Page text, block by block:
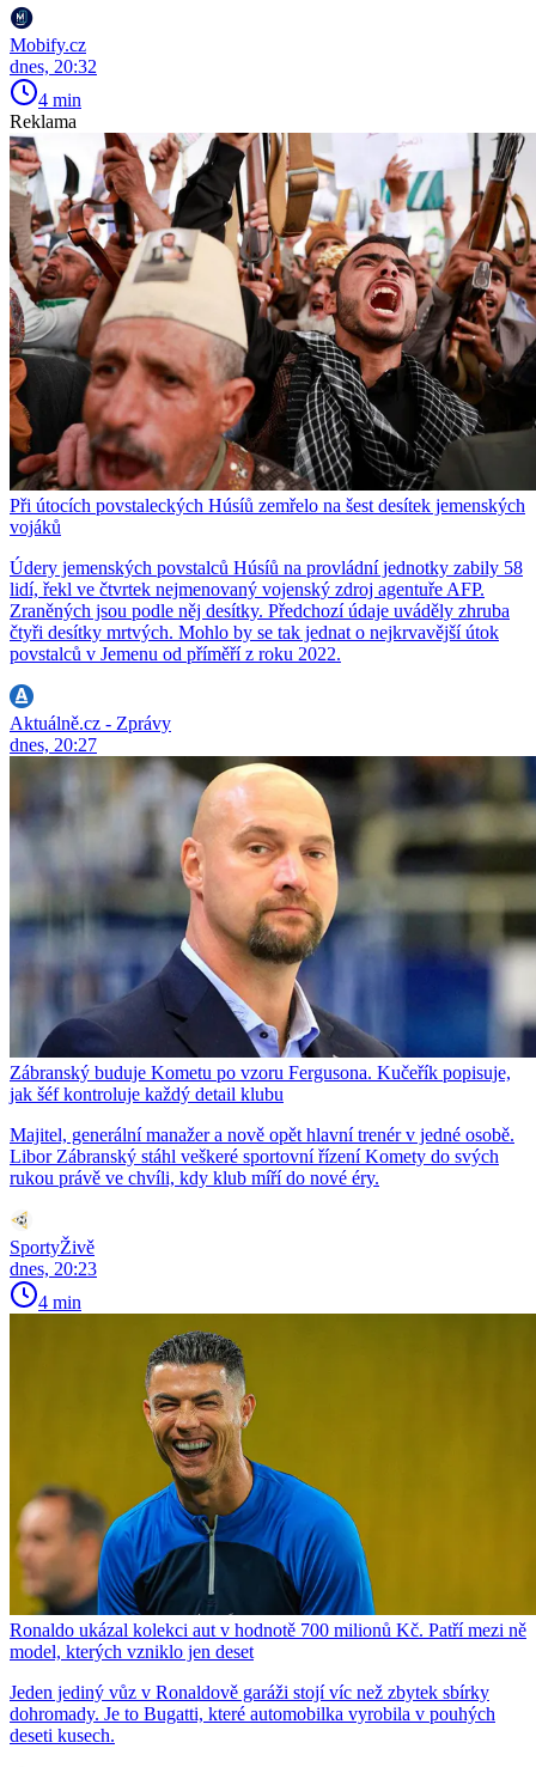
Mobify.cz
dnes, 20:32
4 min
Reklama
Při útocích povstaleckých Húsíů zemřelo na šest desítek jemenských
vojáků
Údery jemenských povstalců Húsíů na provládní jednotky zabily 58
lidí, řekl ve čtvrtek nejmenovaný vojenský zdroj agentuře AFP.
Zraněných jsou podle něj desítky. Předchozí údaje uváděly zhruba
čtyři desítky mrtvých. Mohlo by se tak jednat o nejkrvavější útok
povstalců v Jemenu od příměří z roku 2022.
Aktuálně.cz - Zprávy
dnes, 20:27
Zábranský buduje Kometu po vzoru Fergusona. Kučeřík popisuje,
jak šéf kontroluje každý detail klubu
Majitel, generální manažer a nově opět hlavní trenér v jedné osobě.
Libor Zábranský stáhl veškeré sportovní řízení Komety do svých
rukou právě ve chvíli, kdy klub míří do nové éry.
SportyŽivě
dnes, 20:23
4 min
Ronaldo ukázal kolekci aut v hodnotě 700 milionů Kč. Patří mezi ně
model, kterých vzniklo jen deset
Jeden jediný vůz v Ronaldově garáži stojí víc než zbytek sbírky
dohromady. Je to Bugatti, které automobilka vyrobila v pouhých
deseti kusech.